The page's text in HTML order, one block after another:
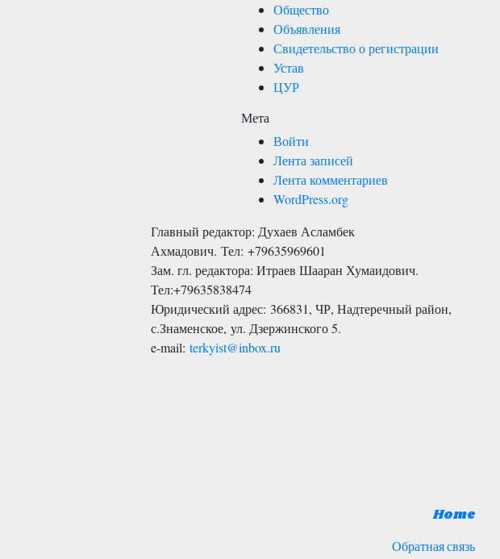
Общество
Объявления
Свидетельство о регистрации
Устав
ЦУР
Мета
Войти
Лента записей
Лента комментариев
WordPress.org
Главный редактор: Духаев Асламбек
Ахмадович. Тел: +79635969601
Зам. гл. редактора: Итраев Шааран Хумаидович.
Тел:+79635838474
Юридический адрес: 366831, ЧР, Надтеречный район,
с.Знаменское, ул. Дзержинского 5.
e-mail: terkyist@inbox.ru
Home
Обратная связь